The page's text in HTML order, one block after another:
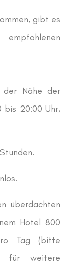
gibt es
Nähe der
bis 20:00 Uhr,
überdachten
Hotel 800
Tag (bitte
für weitere